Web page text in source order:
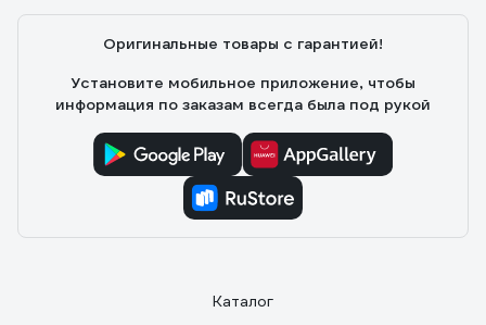
Оригинальные товары с гарантией!
Установите мобильное приложение, чтобы
информация по заказам всегда была под рукой
Каталог